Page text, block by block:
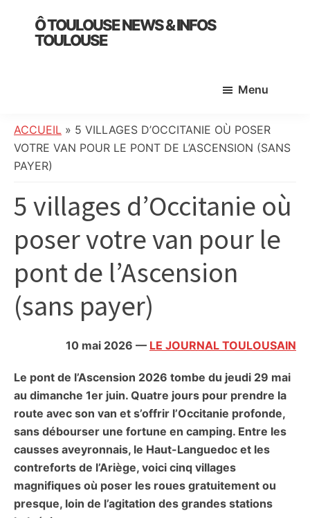
primary
Ô TOULOUSE NEWS & INFOS
TOULOUSE
:
info
locale,
culture,
politique,
météo,
divers
initiatives
Menu
ACCUEIL » 5 VILLAGES D’OCCITANIE OÙ POSER
VOTRE VAN POUR LE PONT DE L’ASCENSION (SANS
PAYER)
5 villages d’Occitanie où
poser votre van pour le
pont de l’Ascension
(sans payer)
10 mai 2026 — LE JOURNAL TOULOUSAIN
Le pont de l’Ascension 2026 tombe du jeudi 29 mai
au dimanche 1er juin. Quatre jours pour prendre la
route avec son van et s’offrir l’Occitanie profonde,
sans débourser une fortune en camping. Entre les
causses aveyronnais, le Haut-Languedoc et les
contreforts de l’Ariège, voici cinq villages
magnifiques où poser les roues gratuitement ou
presque, loin de l’agitation des grandes stations